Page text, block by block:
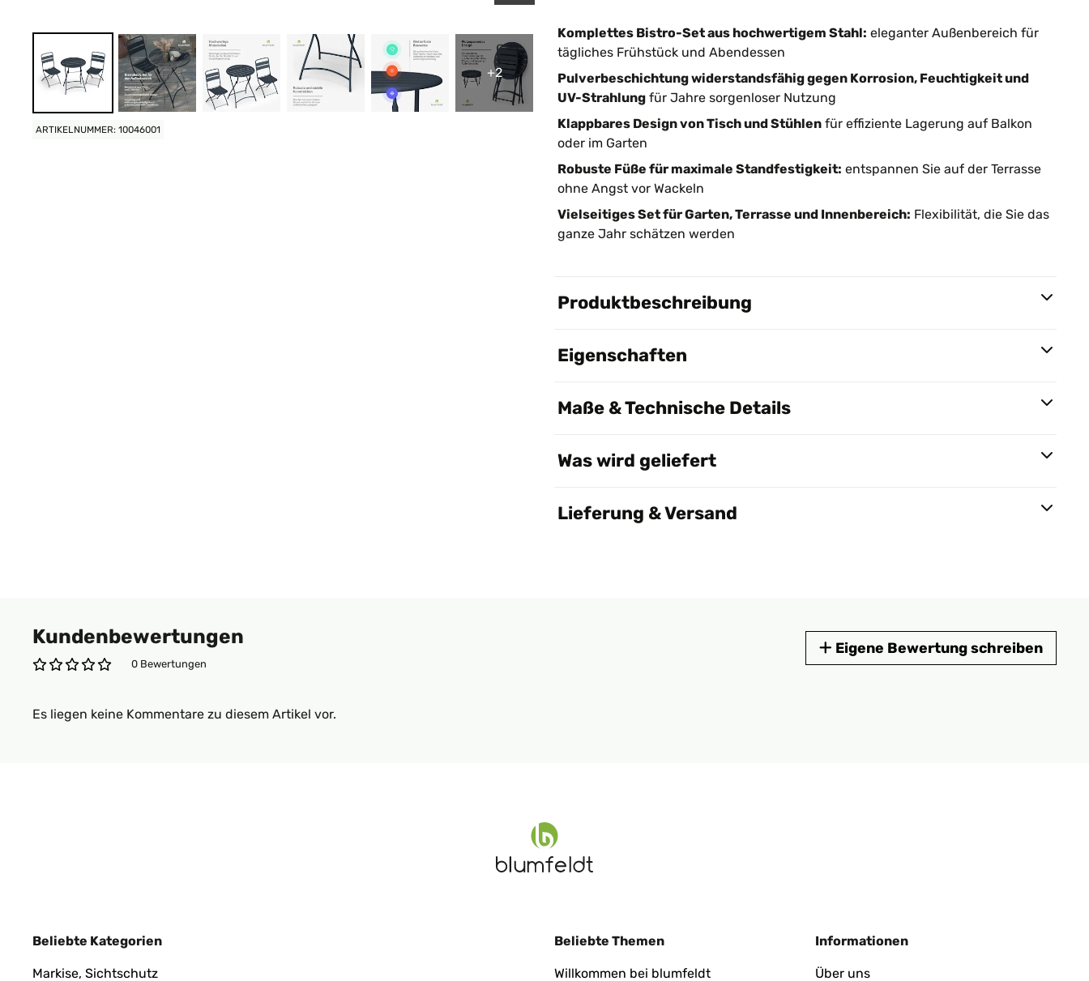
+2
ARTIKELNUMMER: 10046001
Komplettes Bistro-Set aus hochwertigem Stahl: eleganter Außenbereich für
tägliches Frühstück und Abendessen
Pulverbeschichtung widerstandsfähig gegen Korrosion, Feuchtigkeit und
UV-Strahlung für Jahre sorgenloser Nutzung
Klappbares Design von Tisch und Stühlen für effiziente Lagerung auf Balkon
oder im Garten
Robuste Füße für maximale Standfestigkeit: entspannen Sie auf der Terrasse
ohne Angst vor Wackeln
Vielseitiges Set für Garten, Terrasse und Innenbereich: Flexibilität, die Sie das
ganze Jahr schätzen werden
Produktbeschreibung
Eigenschaften
Maße & Technische Details
Was wird geliefert
Lieferung & Versand
Kundenbewertungen
0 Bewertungen
Eigene Bewertung schreiben
Es liegen keine Kommentare zu diesem Artikel vor.
Beliebte Kategorien
Markise, Sichtschutz
Beliebte Themen
Willkommen bei blumfeldt
Informationen
Über uns